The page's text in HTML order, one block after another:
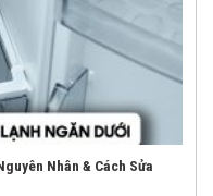
Nhân & Cách Sửa